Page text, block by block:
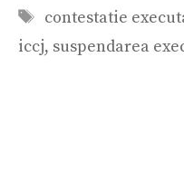
Etichete
contestatie
iccj, suspendarea